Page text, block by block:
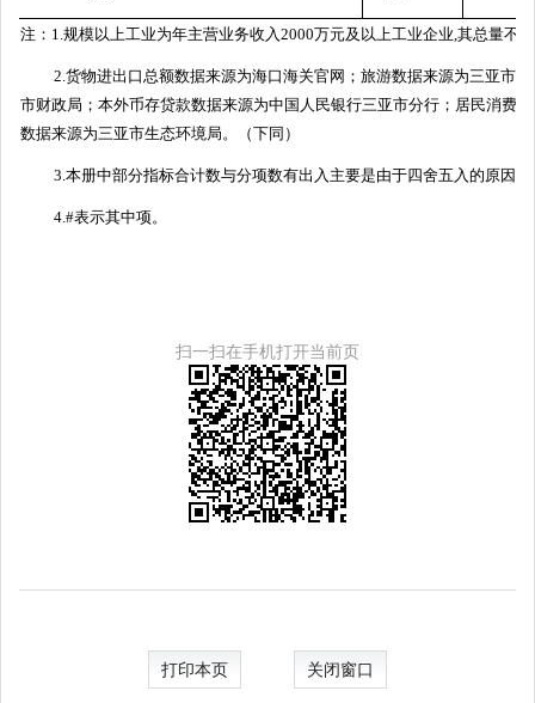
注：1.规模以上工业为年主营业务收入2000万元及以上工业企业,其总量不
2.货物进出口总额数据来源为海口海关官网；旅游数据来源为三亚市旅
市财政局；本外币存贷款数据来源为中国人民银行三亚市分行；居民消费
数据来源为三亚市生态环境局。（下同）
3 .本册中部分指标合计数与分项数有出入主要是由于四舍五入的原因
4 .#表示其中项。
扫一扫在手机打开当前页
打印本页 关闭窗口